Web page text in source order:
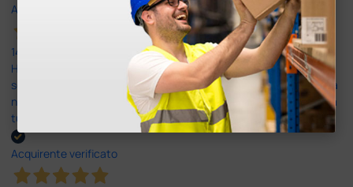
Acquirente verificato
14 Luglio 2026
Ho acquistato un ecografo da Doctor Shop e sono rimasto molto
soddisfatto dell'esperienza. Apparecchiatura di qualità, consegna
nei tempi previsti e un servizio clienti disponibile che ha risposto a
tutti i miei dubbi prima dell'acquisto. Consigliato
Acquirente verificato